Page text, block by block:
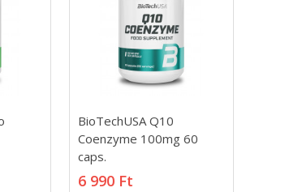
BioTechUSA Q10
Coenzyme 100mg 60
6 990 Ft
BioTechUSA Q10
Coenzyme 100mg 60
caps.
6 990 Ft